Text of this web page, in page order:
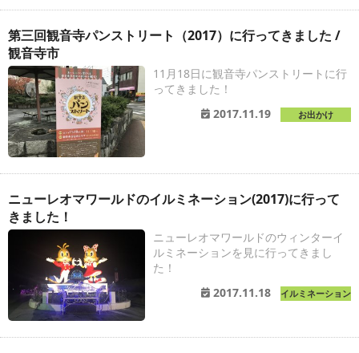
第三回観音寺パンストリート（2017）に行ってきました /
観音寺市
11月18日に観音寺パンストリートに行
ってきました！
2017.11.19
お出かけ
ニューレオマワールドのイルミネーション(2017)に行って
きました！
ニューレオマワールドのウィンターイ
ルミネーションを見に行ってきまし
た！
2017.11.18
イルミネーション